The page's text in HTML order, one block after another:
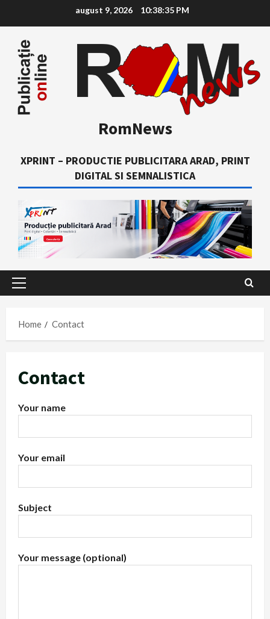
content
august 9, 2026 10:38:35 PM
RomNews
XPRINT – PRODUCTIE PUBLICITARA ARAD, PRINT
DIGITAL SI SEMNALISTICA
Primary
Home
Contact
Contact
Your name
Your email
Subject
Your message (optional)